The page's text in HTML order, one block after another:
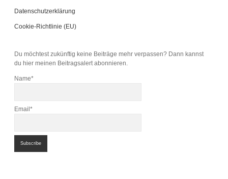
Datenschutzerklärung
Cookie-Richtlinie (EU)
Du möchtest zukünftig keine Beiträge mehr verpassen? Dann kannst
du hier meinen Beitragsalert abonnieren.
Name*
Email*